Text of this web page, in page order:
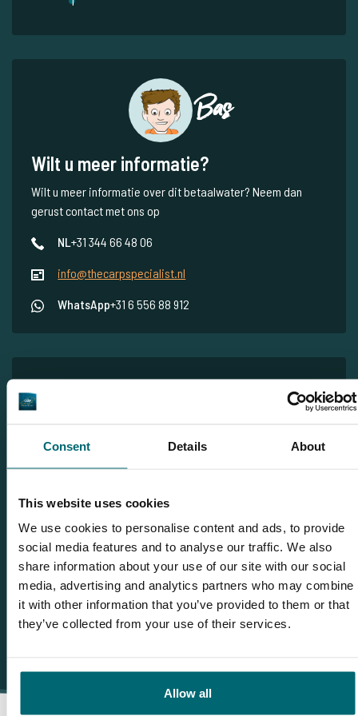
Consent Details About
This website uses cookies
We use cookies to personalise content and ads, to provide
social media features and to analyse our traffic. We also
share information about your use of our site with our social
media, advertising and analytics partners who may combine
it with other information that you’ve provided to them or that
they’ve collected from your use of their services.
Allow all
Bas
Wilt u meer informatie?
Wilt u meer informatie over dit betaalwater? Neem dan
gerust contact met ons op
NL+31 344 66 48 06
info@thecarpspecialist.nl
WhatsApp+31 6 556 88 912
Gerelateerde blogs
Wilt u een GRATIS midweekje vissen op Raiden's Lake?
KWO'er Michiel Jongste op Raiden's Lake: lees hier de BTW
Wintervissen op De Karperhoeve - Raiden's Lake met
Michael & Joyce!